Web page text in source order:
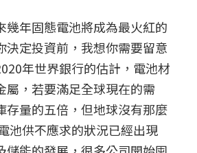
幾年固態電池將成為最火紅的
決定投資前，我想你需要留意
年世界銀行的估計，電池材
屬，若要滿足全球現在的需
存量的五倍，但地球沒有那麼
池供不應求的狀況已經出現